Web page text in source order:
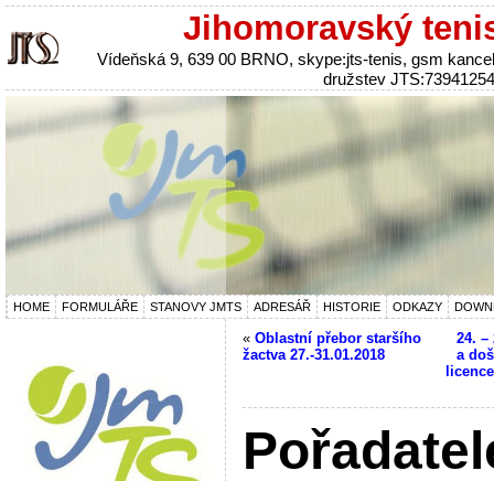
Jihomoravský
Vídeňská 9, 639 00 BRNO, skype:jts-tenis, gsm
družstev
HOME FORMULÁŘE STANOVY JMTS ADRESÁŘ HISTORIE ODKAZY
« Oblastní přebor staršího
žactva 27.-31.01.2018
24. –
a